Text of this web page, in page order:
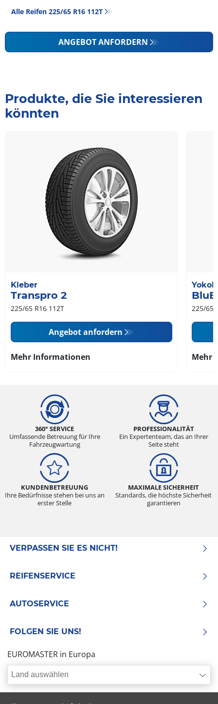
Alle Reifen‎ 225/65 R16 112T
ANGEBOT ANFORDERN
Produkte, die Sie interessieren
könnten
Kleber
Transpro 2
225/65 R16 112T
Angebot anfordern
Mehr Informationen
225/65
Mehr
360° SERVICE
Umfassende Betreuung für Ihre
Fahrzeugwartung
PROFESSIONALITÄT
Ein Expertenteam, das an Ihrer
Seite steht
KUNDENBETREUUNG
Ihre Bedürfnisse stehen bei uns an
erster Stelle
MAXIMALE SICHERHEIT
Standards, die höchste Sicherheit
garantieren
VERPASSEN SIE ES NICHT!
REIFENSERVICE
AUTOSERVICE
FOLGEN SIE UNS!
EUROMASTER in Europa
Land auswählen